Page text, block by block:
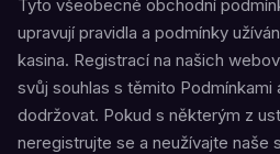
Tyto všeobecné obchodní
upravují pravidla a podmínky
kasina. Registrací na našich
svůj souhlas s těmito Podmínkami
dodržovat. Pokud s některým z
neregistrujte se a neužívajte naše